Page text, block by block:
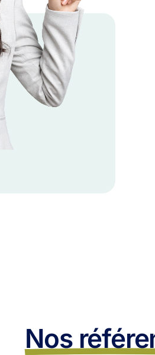
Nos